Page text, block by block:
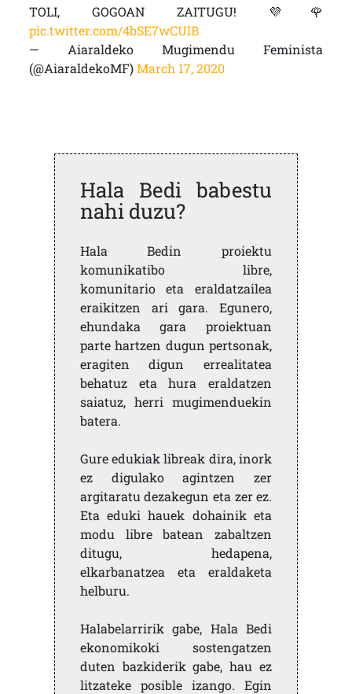
TOLI, GOGOAN ZAITUGU! 💜🌹
pic.twitter.com/4bSE7wCUlB
— Aiaraldeko Mugimendu Feminista
(@AiaraldekoMF)March 17, 2020
Hala Bedi babestu
nahi duzu?
Hala Bedin proiektu
komunikatibo libre,
komunitario eta eraldatzailea
eraikitzen ari gara. Egunero,
ehundaka gara proiektuan
parte hartzen dugun pertsonak,
eragiten digun errealitatea
behatuz eta hura eraldatzen
saiatuz, herri mugimenduekin
batera.
Gure edukiak libreak dira, inork
ez digulako agintzen zer
argitaratu dezakegun eta zer ez.
Eta eduki hauek dohainik eta
modu libre batean zabaltzen
ditugu, hedapena,
elkarbanatzea eta eraldaketa
helburu.
Halabelarririk gabe, Hala Bedi
ekonomikoki sostengatzen
duten bazkiderik gabe, hau ez
litzateke posible izango. Egin